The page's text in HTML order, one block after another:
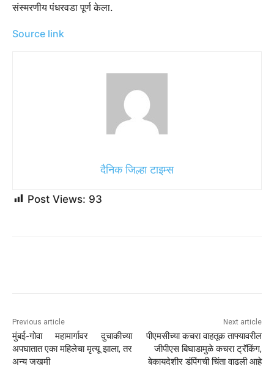
संस्मरणीय पंधरवडा पूर्ण केला.
Source link
दैनिक जिल्हा टाइम्स
Post Views: 93
Previous article
मुंबई-गोवा महामार्गावर दुचाकीच्या
अपघातात एका महिलेचा मृत्यू झाला, तर
अन्य जखमी
Next article
पीएमसीच्या कचरा वाहतूक ताफ्यावरील
जीपीएस बिघाडामुळे कचरा ट्रॅकिंग,
बेकायदेशीर डंपिंगची चिंता वाढली आहे